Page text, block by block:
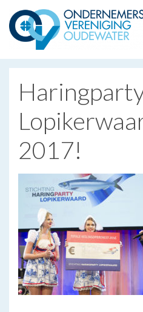
ONDERNEMERSVERENIGING
2017!